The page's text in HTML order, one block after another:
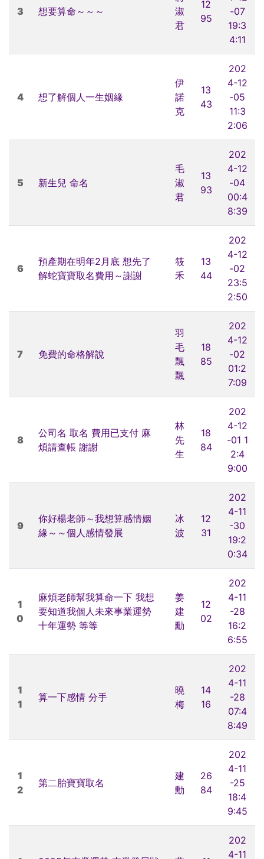
3 想要算命～～～
淑
君
12
95
-07
19:3
4:11
4 想了解個人一生姻緣
伊
諾
克
13
43
202
4-12
-05
11:3
2:06
5 新生兒 命名
毛
淑
君
13
93
202
4-12
-04
00:4
8:39
6
預產期在明年2月底 想先了
解蛇寶寶取名費用～謝謝
筱
禾
13
44
202
4-12
-02
23:5
2:50
7 免費的命格解說
羽
毛
飄
飄
18
85
202
4-12
-02
01:2
7:09
8
公司名 取名 費用已支付 麻
煩請查帳 謝謝
林
先
生
18
84
202
4-12
-01 1
2:4
9:00
9
你好楊老師～我想算感情姻
緣～～個人感情發展
冰
波
12
31
202
4-11
-30
19:2
0:34
1
0
麻煩老師幫我算命一下 我想
要知道我個人未來事業運勢
十年運勢 等等
姜
建
勳
12
02
202
4-11
-28
16:2
6:55
1
1
算一下感情 分手
曉
梅
14
16
202
4-11
-28
07:4
8:49
1
2
第二胎寶寶取名
建
勳
26
84
202
4-11
-25
18:4
9:45
202
4-11